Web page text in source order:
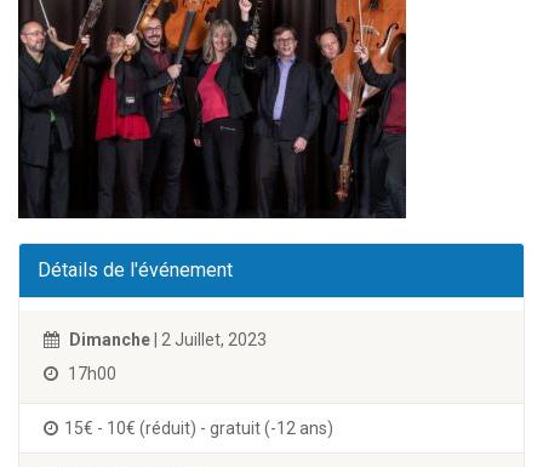
Détails de l'événement
Dimanche | 2 Juillet, 2023
17h00
15€ - 10€ (réduit) - gratuit (-12 ans)